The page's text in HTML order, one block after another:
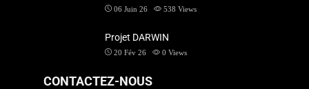
06 Juin 26 538 Views
Projet DARWIN
20 Fév 26 0 Views
CONTACTEZ-NOUS